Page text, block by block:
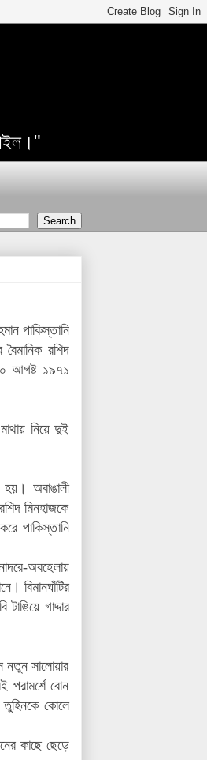
পাকিস্তানি
বৈমানিক রশিদ
আগষ্ট ১৯৭১
নিয়ে দুই
হয়। অবাঙালী
মিনহাজকে
পাকিস্তানি
অবহেলায়
বিমানঘাঁটির
গাদ্দার
সালোয়ার
বোন
কোলে
কাছে ছেড়ে